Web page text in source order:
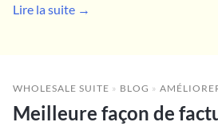
Lire la suite →
WHOLESALE SUITE » BLOG » AMÉLIORER
Meilleure façon de